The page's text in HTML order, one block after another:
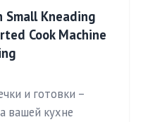
Kneading
Cook Machine
и готовки –
вашей кухне